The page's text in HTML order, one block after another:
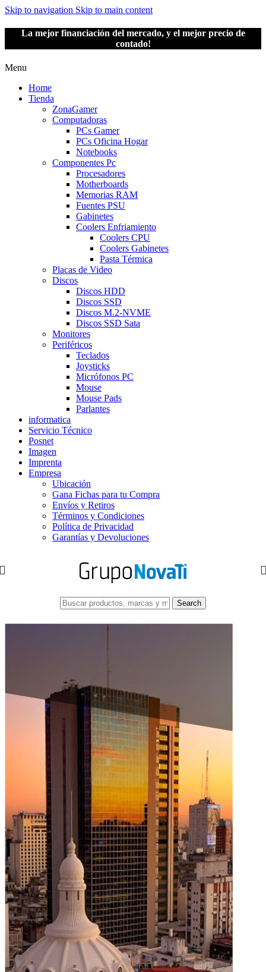
Skip to navigation Skip to main content
La mejor financiación del mercado, y el mejor precio de
contado!
Menu
Home
Tienda
ZonaGamer
Computadoras
PCs Gamer
PCs Oficina Hogar
Notebooks
Componentes Pc
Procesadores
Motherboards
Memorias RAM
Fuentes PSU
Gabinetes
Coolers Enfriamiento
Coolers CPU
Coolers Gabinetes
Pasta Térmica
Placas de Video
Discos
Discos HDD
Discos SSD
Discos M.2-NVME
Discos SSD Sata
Monitores
Periféricos
Teclados
Joysticks
Micrófonos PC
Mouse
Mouse Pads
Parlantes
informatica
Servicio Técnico
Posnet
Imagen
Imprenta
Empresa
Ubicación
Gana Fichas para tu Compra
Envíos y Retiros
Términos y Condiciones
Política de Privacidad
Garantías y Devoluciones
Search